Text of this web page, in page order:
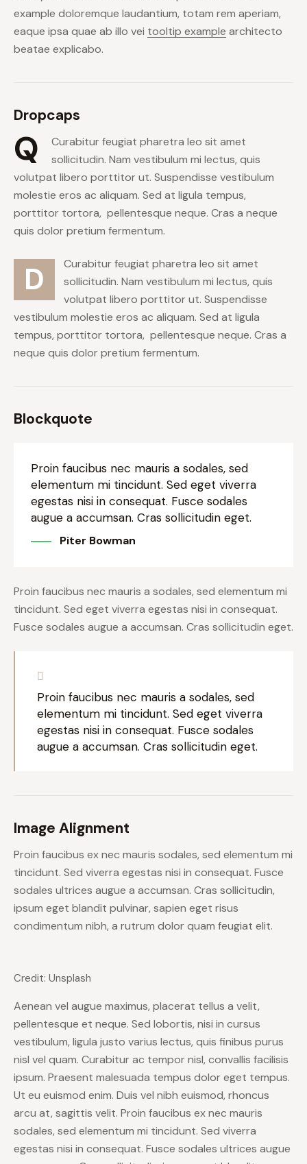
example doloremque laudantium, totam rem aperiam,
eaque ipsa quae ab illo vei tooltip example architecto
beatae explicabo.
Dropcaps
Q
Curabitur feugiat pharetra leo sit amet
sollicitudin. Nam vestibulum mi lectus, quis
volutpat libero porttitor ut. Suspendisse vestibulum
molestie eros ac aliquam. Sed at ligula tempus,
porttitor tortora, pellentesque neque. Cras a neque
quis dolor pretium fermentum.
D
Curabitur feugiat pharetra leo sit amet
sollicitudin. Nam vestibulum mi lectus, quis
volutpat libero porttitor ut. Suspendisse
vestibulum molestie eros ac aliquam. Sed at ligula
tempus, porttitor tortora, pellentesque neque. Cras a
neque quis dolor pretium fermentum.
Blockquote
Proin faucibus nec mauris a sodales, sed
elementum mi tincidunt. Sed eget viverra
egestas nisi in consequat. Fusce sodales
augue a accumsan. Cras sollicitudin eget.
Piter Bowman
Proin faucibus nec mauris a sodales, sed elementum mi
tincidunt. Sed eget viverra egestas nisi in consequat.
Fusce sodales augue a accumsan. Cras sollicitudin eget.
Proin faucibus nec mauris a sodales, sed
elementum mi tincidunt. Sed eget viverra
egestas nisi in consequat. Fusce sodales
augue a accumsan. Cras sollicitudin eget.
Image Alignment
Proin faucibus ex nec mauris sodales, sed elementum mi
tincidunt. Sed viverra egestas nisi in consequat. Fusce
sodales ultrices augue a accumsan. Cras sollicitudin,
ipsum eget blandit pulvinar, sapien eget risus
condimentum nibh, a rutrum dolor quam feugiat elit.
Credit: Unsplash
Aenean vel augue maximus, placerat tellus a velit,
pellentesque et neque. Sed lobortis, nisi in cursus
vestibulum, ligula justo varius lectus, quis finibus purus
nisl vel quam. Curabitur ac tempor nisl, convallis facilisis
ipsum. Praesent malesuada tempus dolor eget tempus.
Ut eu euismod enim. Duis vel nibh euismod, rhoncus
arcu at, sagittis velit. Proin faucibus ex nec mauris
sodales, sed elementum mi tincidunt. Sed viverra
egestas nisi in consequat. Fusce sodales ultrices augue